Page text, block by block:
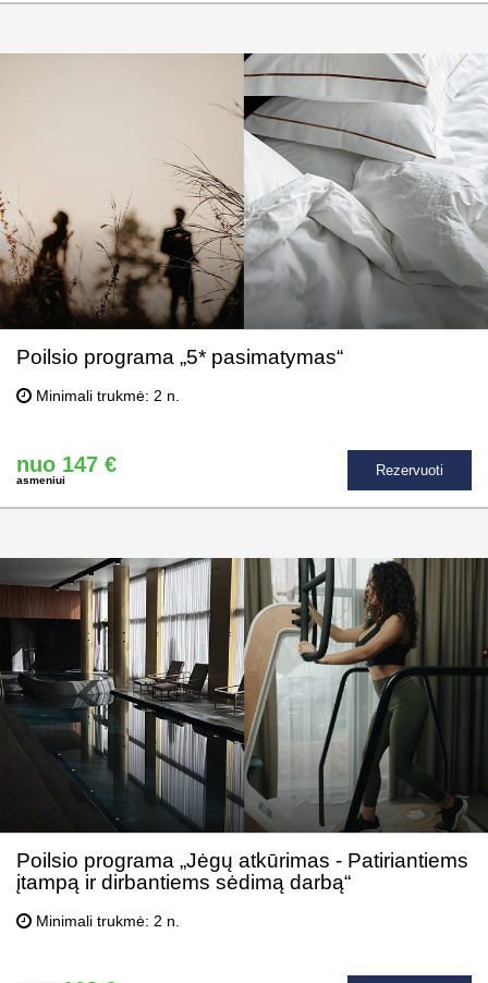
Poilsio programa „5* pasimatymas“
Minimali trukmė: 2 n.
nuo 147 €
asmeniui
Rezervuoti
Poilsio programa „Jėgų atkūrimas - Patiriantiems
įtampą ir dirbantiems sėdimą darbą“
Minimali trukmė: 2 n.